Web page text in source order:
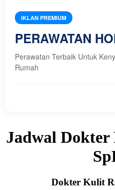
IKLAN PREMIUM
PERAWATAN
Perawatan Terbaik Untuk
Rumah
Jadwal
Dokter Kulit